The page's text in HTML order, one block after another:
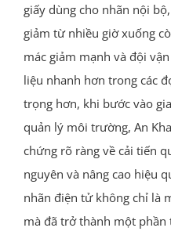
giấy dùng cho nhãn nội
giảm từ nhiều giờ xuống
mác giảm mạnh và đội
liệu nhanh hơn trong các
trọng hơn, khi bước vào
quản lý môi trường, An
chứng rõ ràng về cải tiến
nguyên và nâng cao hiệu
nhãn điện tử không chỉ là
mà đã trở thành một